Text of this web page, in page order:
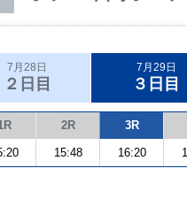
7月28日
２日目
7月29日
３日目
2R 3R
15:48 16:20